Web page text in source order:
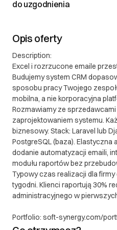
polskiego.
II. Gwarancja oraz
Synergy udziela
oprogramowanie na
przekazania produktu
obejmuje błędy w
które są niezgodne z
projektu. 1.3. Gwarancja
wynikających z
oprogramowania b)
przez klienta lub osoby
spowodowanych
oprogramowanie jest
systemu operacyjnego,
do bezpłatnego
do uzgodnienia
Opis oferty
Description:
Excel i rozrzucone emaile
Budujemy system CRM
sposobu pracy Twojego
mobilna, a nie korporacyjna
Rozmawiamy ze sprzedawcami
zaprojektowaniem systemu.
biznesowy. Stack: Laravel lub
PostgreSQL (baza). Elastyczna
dodanie automatyzacji emaili,
modułu raportów bez
Typowy czas realizacji dla
tygodni. Klienci raportują 30%
administracyjnego w
Portfolio: soft-synergy.com/